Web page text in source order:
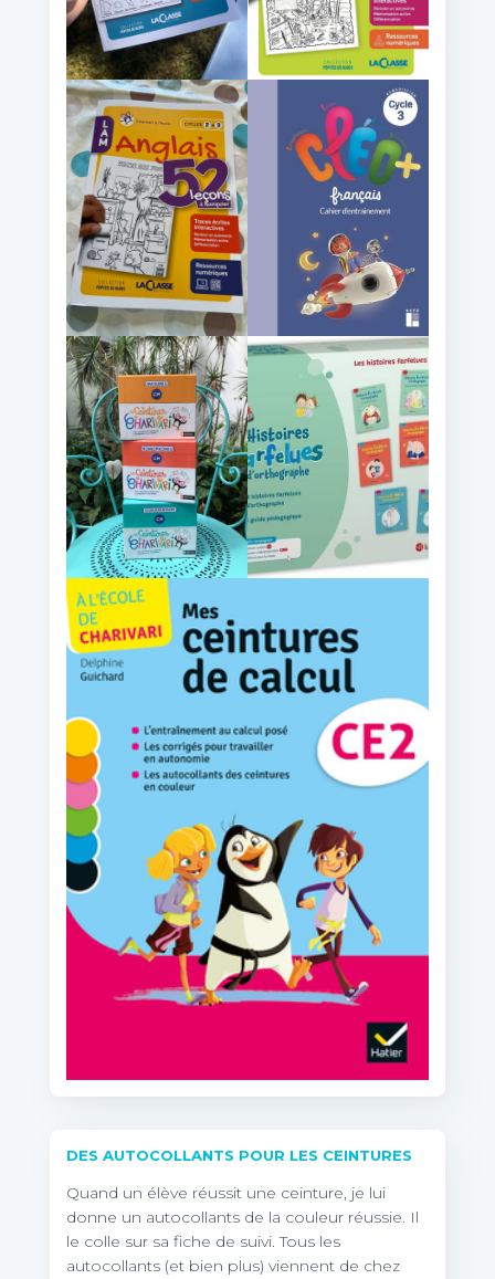
DES AUTOCOLLANTS POUR LES CEINTURES
Quand un élève réussit une ceinture, je lui
donne un autocollants de la couleur réussie. Il
le colle sur sa fiche de suivi. Tous les
autocollants (et bien plus) viennent de chez